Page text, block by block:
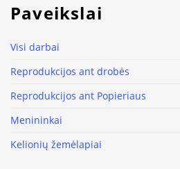
Paveikslai
Visi darbai
Reprodukcijos ant drobės
Reprodukcijos ant Popieriaus
Menininkai
Kelionių žemėlapiai